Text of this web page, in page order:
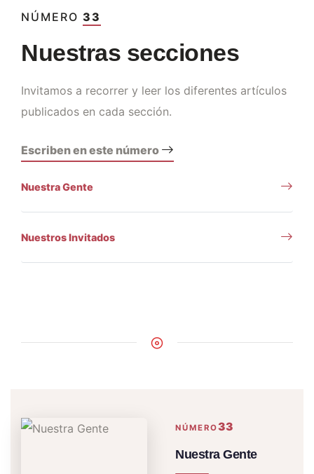
NÚMERO 33
Nuestras secciones
Invitamos a recorrer y leer los diferentes artículos
publicados en cada sección.
Escriben en este número
Nuestra Gente
Nuestros Invitados
NÚMERO33
Nuestra Gente